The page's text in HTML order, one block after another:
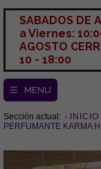
SABADOS DE
a Viernes:
AGOSTO
10 - 18:00
☰ MENU
Sección actual: INICIO
PERFUMANTE KARMA